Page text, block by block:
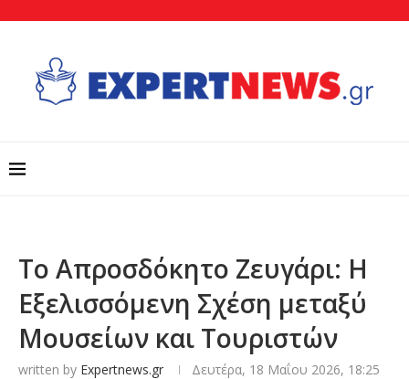
Το Aπροσδόκητο Ζευγάρι: Η
Εξελισσόμενη Σχέση μεταξύ
Μουσείων και Τουριστών
written by Expertnews.gr Δευτέρα, 18 Μαΐου 2026, 18:25